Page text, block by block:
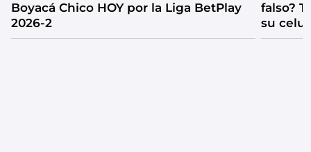
Boyacá Chico HOY por la Liga BetPlay
2026-2
falso?
su